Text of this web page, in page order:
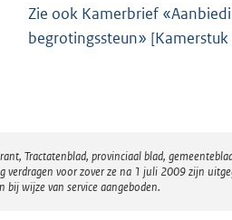
i
n
n
e
k
:
Zie ook Kamerbrief
begrotingssteun» [Kamerstuk
Tractatenblad, provinciaal blad,
voor zover ze na 1 juli 2009 zijn
bij wijze van service aangeboden.